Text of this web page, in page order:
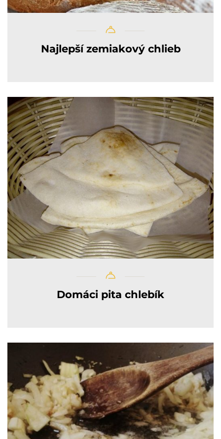
Najlepší zemiakový chlieb
Domáci pita chlebík